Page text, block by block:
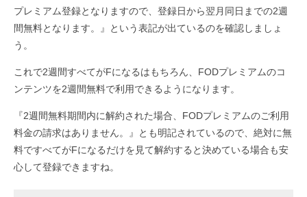
プレミアム登録となりますので、登録日から翌月同日までの2週
間無料となります。』という表記が出ているのを確認しましょ
う。
これで2週間すべてがFになるはもちろん、FODプレミアムのコ
ンテンツを2週間無料で利用できるようになります。
『2週間無料期間内に解約された場合、FODプレミアムのご利用
料金の請求はありません。』とも明記されているので、絶対に無
料ですべてがFになるだけを見て解約すると決めている場合も安
心して登録できますね。